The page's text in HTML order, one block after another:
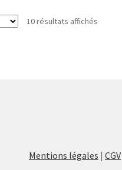
10 résultats affichés
Mentions légales | CGV